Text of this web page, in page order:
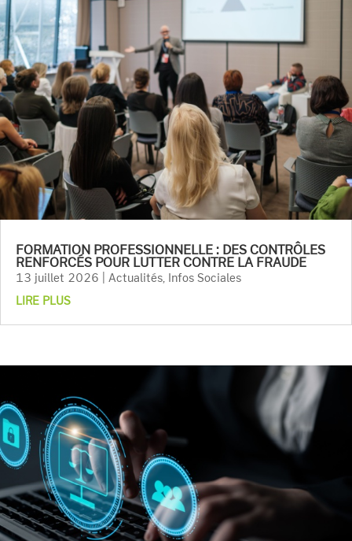
FORMATION PROFESSIONNELLE : DES CONTRÔLES
RENFORCÉS POUR LUTTER CONTRE LA FRAUDE
13 juillet 2026 Actualités
Infos Sociales
LIRE PLUS